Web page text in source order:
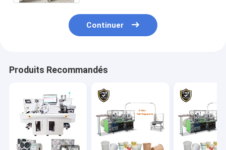
Continuer
Produits Recommandés